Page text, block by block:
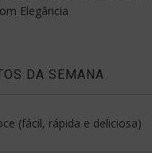
Elegância
DA SEMANA
(fácil, rápida e deliciosa)